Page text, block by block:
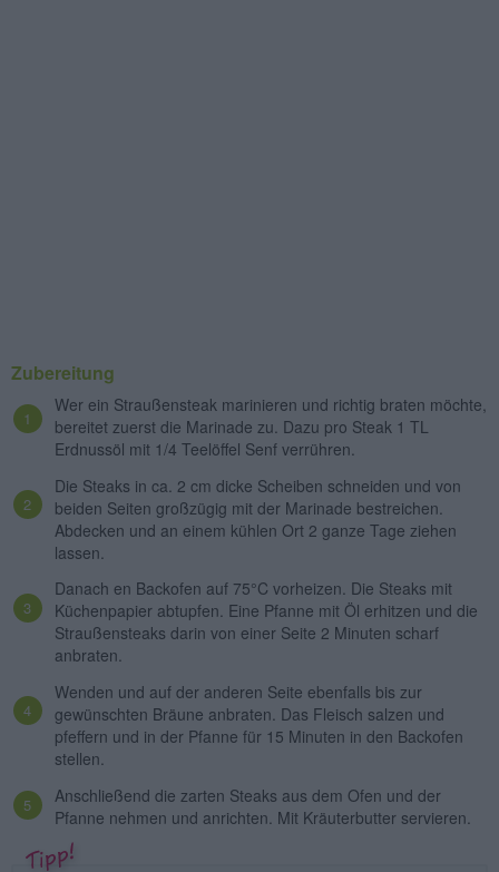
Zubereitung
Wer ein Straußensteak marinieren und richtig braten möchte,
bereitet zuerst die Marinade zu. Dazu pro Steak 1 TL
Erdnussöl mit 1/4 Teelöffel Senf verrühren.
Die Steaks in ca. 2 cm dicke Scheiben schneiden und von
beiden Seiten großzügig mit der Marinade bestreichen.
Abdecken und an einem kühlen Ort 2 ganze Tage ziehen
lassen.
Danach en Backofen auf 75°C vorheizen. Die Steaks mit
Küchenpapier abtupfen. Eine Pfanne mit Öl erhitzen und die
Straußensteaks darin von einer Seite 2 Minuten scharf
anbraten.
Wenden und auf der anderen Seite ebenfalls bis zur
gewünschten Bräune anbraten. Das Fleisch salzen und
pfeffern und in der Pfanne für 15 Minuten in den Backofen
stellen.
Anschließend die zarten Steaks aus dem Ofen und der
Pfanne nehmen und anrichten. Mit Kräuterbutter servieren.